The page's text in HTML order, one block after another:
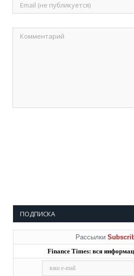
ПОДПИСКА
Рассылки
Finance Times: вся